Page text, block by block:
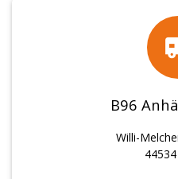
B96
Willi-